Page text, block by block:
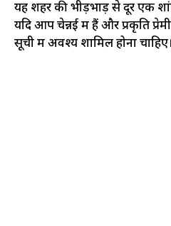
यह शहर की भीड़भाड़ से दूर एक
यदि आप चेन्नई में हैं और प्रकृति
सूची में अवश्य शामिल होना चाहिए।